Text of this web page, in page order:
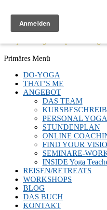
Menü
Facebook
Twitter
E-
LinkedIn
YouTube
Instagram
Primäres Menü
Zum
Inhalt
springen
DO-YOGA
THAT’S ME
ANGEBOT
DAS TEAM
PERSONAL YOGA
STUNDENPLAN
ONLINE
FIND YOUR
SEMINARE-
INSIDE Yoga
REISEN/RETREATS
WORKSHOPS
BLOG
DAS BUCH
KONTAKT